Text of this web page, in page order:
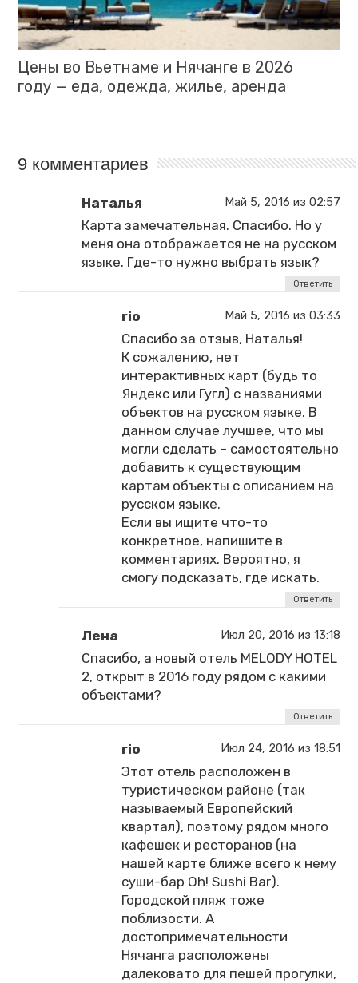
Цены во Вьетнаме и Нячанге в 2026
году — еда, одежда, жилье, аренда
9 комментариев
Наталья Май 5, 2016 из 02:57
Карта замечательная. Спасибо. Но у
меня она отображается не на русском
языке. Где-то нужно выбрать язык?
Ответить
rio Май 5, 2016 из 03:33
Спасибо за отзыв, Наталья!
К сожалению, нет
интерактивных карт (будь то
Яндекс или Гугл) с названиями
объектов на русском языке. В
данном случае лучшее, что мы
могли сделать – самостоятельно
добавить к существующим
картам объекты с описанием на
русском языке.
Если вы ищите что-то
конкретное, напишите в
комментариях. Вероятно, я
смогу подсказать, где искать.
Ответить
Лена Июл 20, 2016 из 13:18
Спасибо, а новый отель MELODY HOTEL
2, открыт в 2016 году рядом с какими
объектами?
Ответить
rio Июл 24, 2016 из 18:51
Этот отель расположен в
туристическом районе (так
называемый Европейский
квартал), поэтому рядом много
кафешек и ресторанов (на
нашей карте ближе всего к нему
суши-бар Oh! Sushi Bar).
Городской пляж тоже
поблизости. А
достопримечательности
Нячанга расположены
далековато для пешей прогулки,